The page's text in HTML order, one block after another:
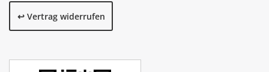
↩️ Vertrag widerrufen